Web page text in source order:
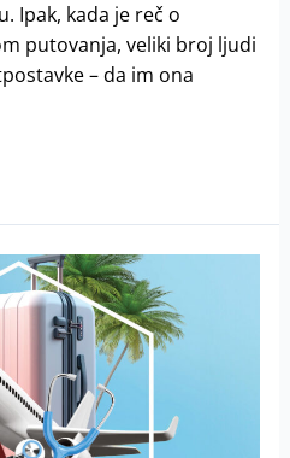
Ipak, kada je reč o
putovanja, veliki broj ljudi
– da im ona